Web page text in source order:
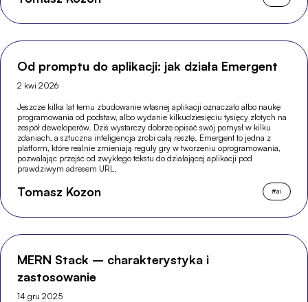
Od promptu do aplikacji: jak działa Emergent
2 kwi 2026
Jeszcze kilka lat temu zbudowanie własnej aplikacji oznaczało albo naukę
programowania od podstaw, albo wydanie kilkudziesięciu tysięcy złotych na
zespół deweloperów. Dziś wystarczy dobrze opisać swój pomysł w kilku
zdaniach, a sztuczna inteligencja zrobi całą resztę. Emergent to jedna z
platform, które realnie zmieniają reguły gry w tworzeniu oprogramowania,
pozwalając przejść od zwykłego tekstu do działającej aplikacji pod
prawdziwym adresem URL.
Tomasz Kozon #ai
MERN Stack – charakterystyka i
zastosowanie
14 gru 2025